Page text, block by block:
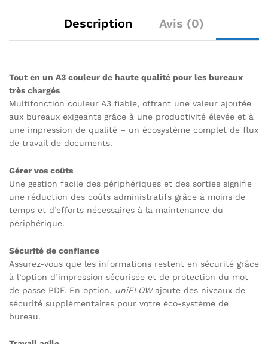
Description Avis (0)
Tout en un A3 couleur de haute qualité pour les bureaux
très chargés
Multifonction couleur A3 fiable, offrant une valeur ajoutée
aux bureaux exigeants grâce à une productivité élevée et à
une impression de qualité – un écosystème complet de flux
de travail de documents.
Gérer vos coûts
Une gestion facile des périphériques et des sorties signifie
une réduction des coûts administratifs grâce à moins de
temps et d’efforts nécessaires à la maintenance du
périphérique.
Sécurité de confiance
Assurez-vous que les informations restent en sécurité grâce
à l’option d’impression sécurisée et de protection du mot
de passe PDF. En option, uniFLOWajoute des niveaux de
sécurité supplémentaires pour votre éco-système de
bureau.